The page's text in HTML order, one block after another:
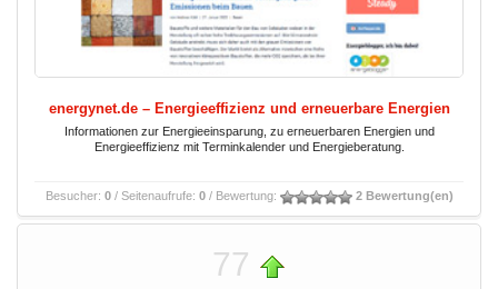
energynet.de – Energieeffizienz und erneuerbare Energien
Informationen zur Energieeinsparung, zu erneuerbaren Energien und
Energieeffizienz mit Terminkalender und Energieberatung.
Besucher: 0/ Seitenaufrufe: 0/ Bewertung: 2 Bewertung(en)
77